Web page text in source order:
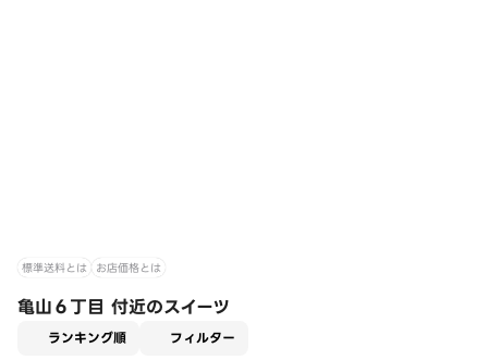
標準送料とは お店価格とは
亀山６丁目 付近のスイーツ
ランキング順 フィルター